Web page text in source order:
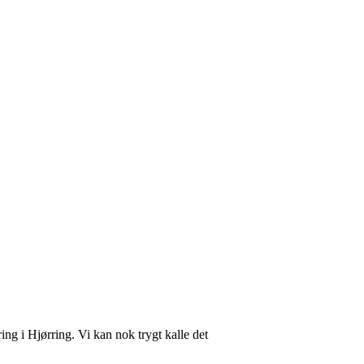
i Hjørring. Vi kan nok trygt kalle det